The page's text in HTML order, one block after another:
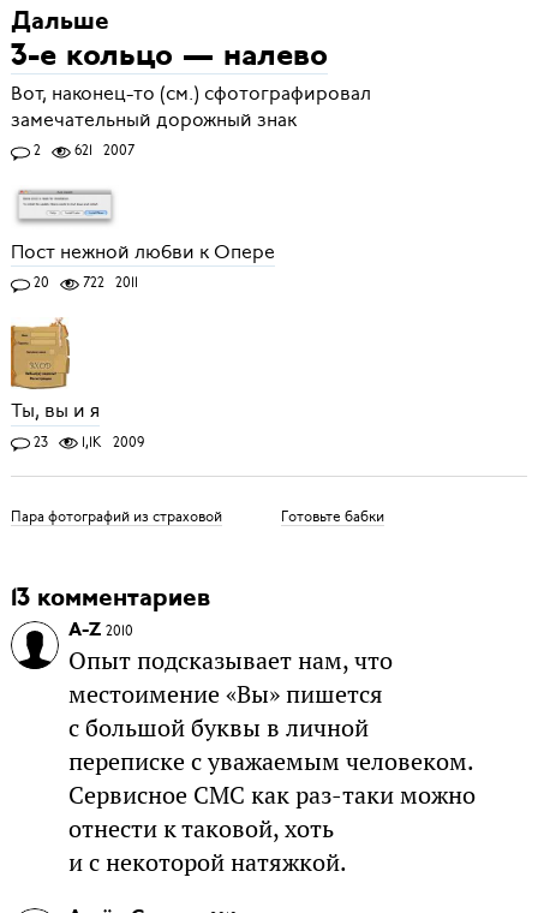
Дальше
3-е кольцо — налево
Вот, наконец-то (см.) сфотографировал
замечательный дорожный знак
2 621 2007
Пост нежной любви к Опере
20 722 2011
Ты, вы и я
23 1,1K 2009
Пара фотографий из страховой Готовьте бабки
13 комментариев
A-Z 2010
Опыт подсказывает нам, что
местоимение «Вы» пишется
с большой буквы в личной
переписке с уважаемым человеком.
Сервисное СМС как раз-таки можно
отнести к таковой, хоть
и с некоторой натяжкой.